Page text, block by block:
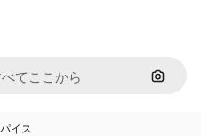
画像で
イス